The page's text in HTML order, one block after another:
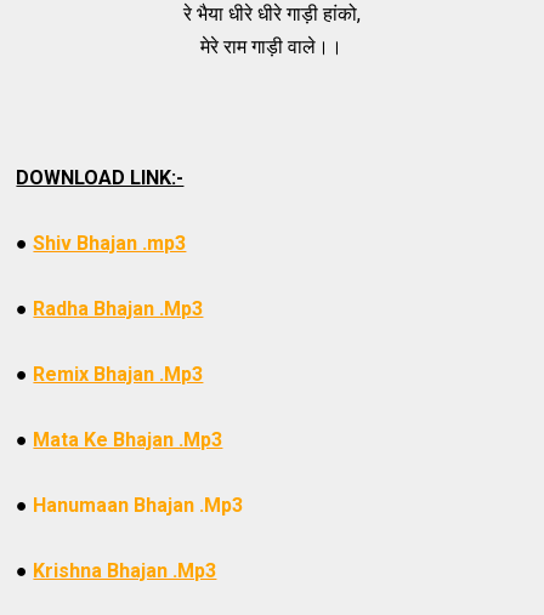
रे भैया धीरे धीरे गाड़ी हांको,
मेरे राम गाड़ी वाले।।
DOWNLOAD LINK:-
●Shiv Bhajan .mp3
● Radha Bhajan .Mp3
● Remix Bhajan .Mp3
● Mata Ke Bhajan .Mp3
● Hanumaan Bhajan .Mp3
● Krishna Bhajan .Mp3